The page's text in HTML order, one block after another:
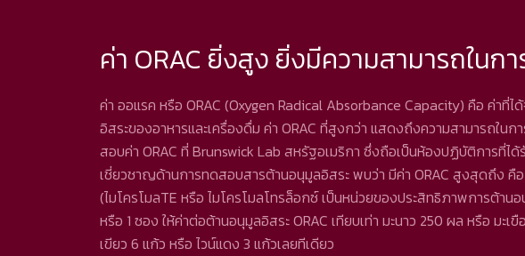
ค่า ORAC ยิ่งสูง ยิ่งมีความสามารถในก
ค่า ออแรค หรือ ORAC (Oxygen Radical Absorbance Capacity) คือ ค่าที่
อิสระของอาหารและเครื่องดื่ม ค่า ORAC ที่สูงกว่า แสดงถึงความสามารถใน
สอบค่า ORAC ที่ Brunswick Lab สหรัฐอเมริกา ซึ่งถือเป็นห้องปฏิบัติการที่ได้
เชี่ยวชาญด้านการทดสอบสารต้านอนุมูลอิสระ พบว่า มีค่า ORAC สูงสุดถึง คื
(ไมโครโมลTE หรือ ไมโครโมลโทรล็อกซ์ เป็นหน่วยของประสิทธิภาพการต้าน
หรือ 1 ซอง ให้ค่าต่อต้านอนุมูลอิสระ ORAC เทียบเท่า มะนาว 250 ผล หรือ มะ
เขียว 6 แก้ว หรือ ไวน์แดง 3 แก้วเลยทีเดียว